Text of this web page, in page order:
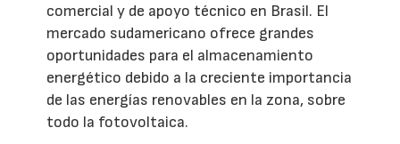
comercial y de apoyo técnico en Brasil. El
mercado sudamericano ofrece grandes
oportunidades para el almacenamiento
energético debido a la creciente importancia
de las energías renovables en la zona, sobre
todo la fotovoltaica.